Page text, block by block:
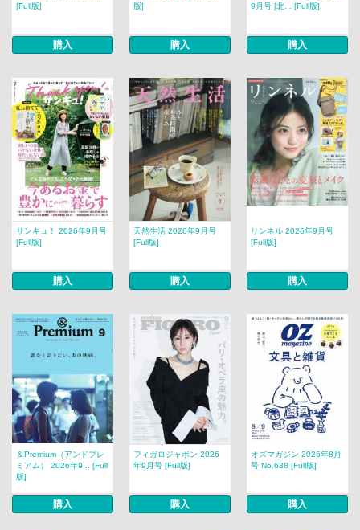
[Full版]
購入
版]
購入
9月号 [北... [Full版]
購入
サンキュ！ 2026年9月号
[Full版]
購入
天然生活 2026年9月号
[Full版]
購入
リンネル 2026年9月号
[Full版]
購入
＆Premium（アンドプレ
ミアム） 2026年9... [Full
版]
購入
フィガロジャポン 2026
年9月号 [Full版]
購入
オズマガジン 2026年8月
号 No.638 [Full版]
購入